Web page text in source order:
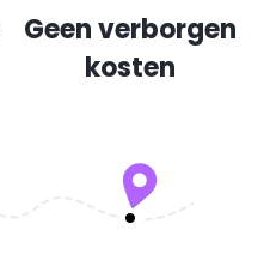
Geen verborgen
kosten